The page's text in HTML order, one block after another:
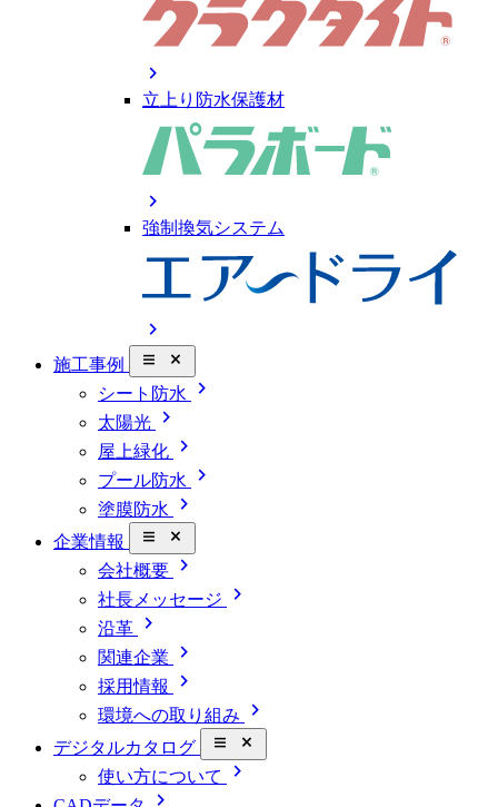
chevron_right
立上り防水保護材
chevron_right
強制換気システム
chevron_right
施工事例 close_small
シート防水 chevron_right
太陽光 chevron_right
屋上緑化 chevron_right
プール防水 chevron_right
塗膜防水 chevron_right
企業情報 close_small
会社概要 chevron_right
社長メッセージ chevron_right
沿革 chevron_right
関連企業 chevron_right
採用情報 chevron_right
環境への取り組み chevron_right
デジタルカタログ close_small
使い方について chevron_right
chevron_right